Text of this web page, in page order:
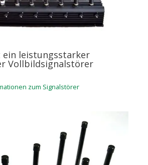
leistungsstarker
Vollbildsignalstörer
zum Signalstörer